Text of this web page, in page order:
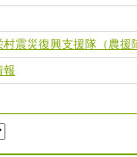
震災復興支援隊（農援
報